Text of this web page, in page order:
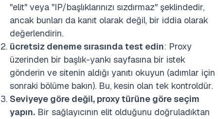
"elit" veya "IP/başlıklarınızı sızdırmaz" şeklindedir,
ancak bunları da kanıt olarak değil, bir iddia olarak
değerlendirin.
ücretsiz deneme sırasında test edin: Proxy
üzerinden bir başlık-yankı sayfasına bir istek
gönderin ve sitenin aldığı yanıtı okuyun (adımlar için
sonraki bölüme bakın). Bu, kesin olan tek kontroldür.
Seviyeye göre değil, proxy türüne göre seçim
yapın. Bir sağlayıcının elit olduğunu doğruladıktan